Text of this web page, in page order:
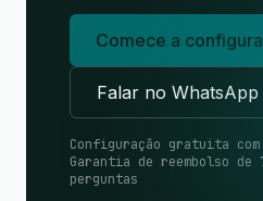
Comece a
Falar no WhatsApp
Configuração gratuita
Garantia de reembolso de
perguntas